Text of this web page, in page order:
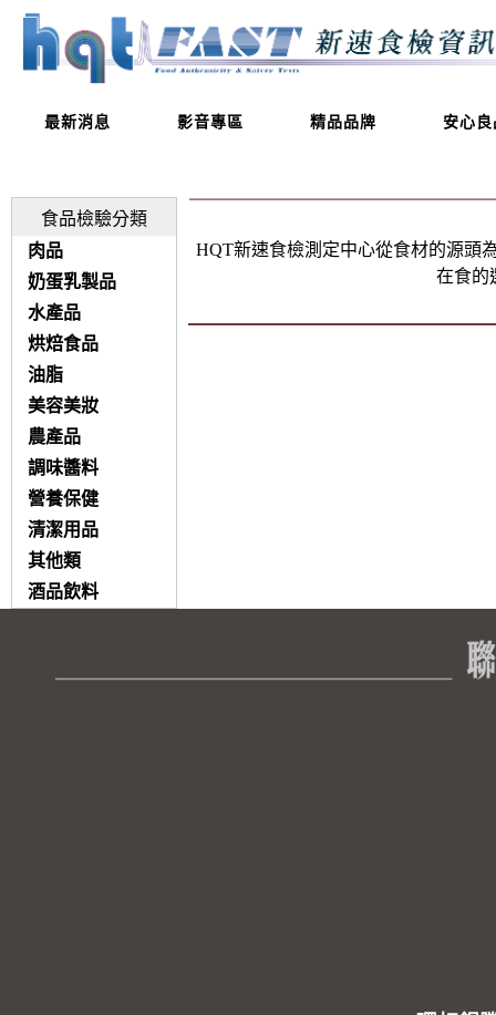
最新消息 影音專區 精品品牌 安心良
食品檢驗分類
肉品
奶蛋乳製品
水產品
烘焙食品
油脂
美容美妝
農產品
調味醬料
營養保健
清潔用品
其他類
酒品飲料
HQT新速食檢測定中心從食材的源頭
在食的